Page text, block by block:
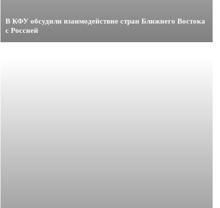
В КФУ обсудили взаимодействие стран Ближнего Востока
с Россией